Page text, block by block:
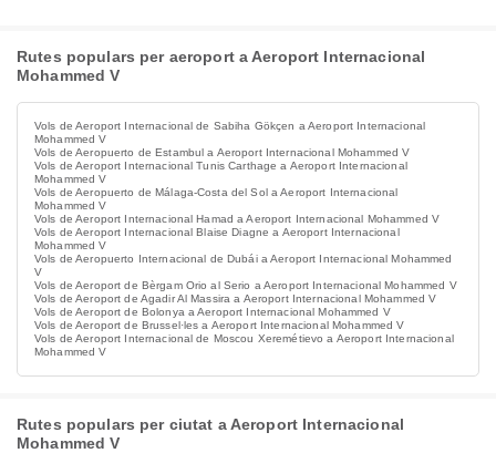
Rutes populars per aeroport a Aeroport Internacional
Mohammed V
Vols de Aeroport Internacional de Sabiha Gökçen a Aeroport Internacional
Mohammed V
Vols de Aeropuerto de Estambul a Aeroport Internacional Mohammed V
Vols de Aeroport Internacional Tunis Carthage a Aeroport Internacional
Mohammed V
Vols de Aeropuerto de Málaga-Costa del Sol a Aeroport Internacional
Mohammed V
Vols de Aeroport Internacional Hamad a Aeroport Internacional Mohammed V
Vols de Aeroport Internacional Blaise Diagne a Aeroport Internacional
Mohammed V
Vols de Aeropuerto Internacional de Dubái a Aeroport Internacional Mohammed
V
Vols de Aeroport de Bèrgam Orio al Serio a Aeroport Internacional Mohammed V
Vols de Aeroport de Agadir Al Massira a Aeroport Internacional Mohammed V
Vols de Aeroport de Bolonya a Aeroport Internacional Mohammed V
Vols de Aeroport de Brussel·les a Aeroport Internacional Mohammed V
Vols de Aeroport Internacional de Moscou Xeremétievo a Aeroport Internacional
Mohammed V
Rutes populars per ciutat a Aeroport Internacional
Mohammed V